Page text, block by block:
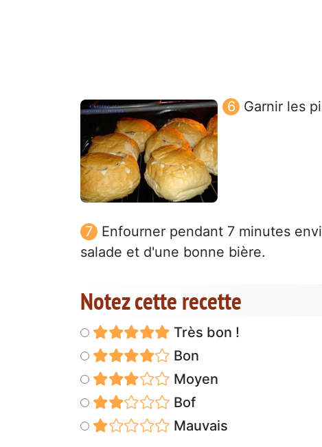
Garnir les
Enfourner pendant 7 minutes
salade et d'une bonne bière.
Notez cette recette
Très bon !
Bon
Moyen
Bof
Mauvais